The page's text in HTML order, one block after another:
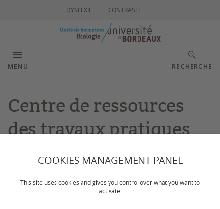
COOKIES MANAGEMENT PANEL
This site uses cookies and gives you control over what you want to
activate.
DYSLEXIE CONTRASTE
MENU RECHERCHE
Centre de ressources
des travaux pratiques
Dernière mise à jour : le 28/01/2026
CONTACTS